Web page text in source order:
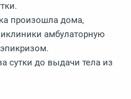
произошла дома,
амбулаторную
сутки до выдачи тела из